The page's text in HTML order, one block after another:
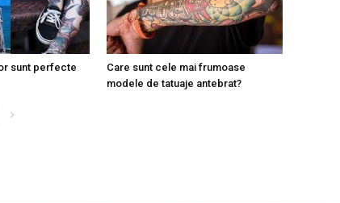
sunt perfecte
Care sunt cele mai frumoase
modele de tatuaje antebrat?